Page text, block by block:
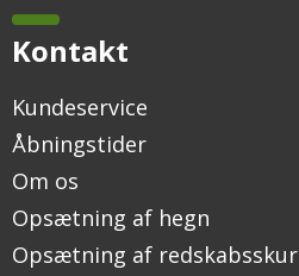
Kontakt
Kundeservice
Åbningstider
Om os
Opsætning af hegn
Opsætning af redskabsskur